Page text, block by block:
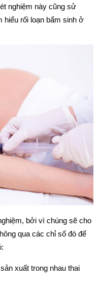
nghiệm này cũng sử
hiểu rối loạn bẩm sinh ở
bởi vì chúng sẽ cho
qua các chỉ số đó để
xuất trong nhau thai